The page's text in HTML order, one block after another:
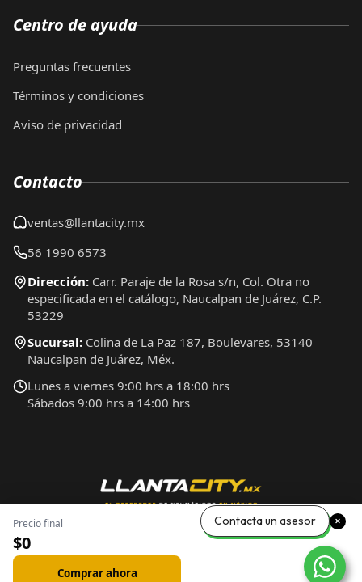
Precio final
$0
Comprar ahora
Centro de ayuda
Preguntas frecuentes
Términos y condiciones
Aviso de privacidad
Contacto
ventas@llantacity.mx
56 1990 6573
Dirección: Carr. Paraje de la Rosa s/n, Col. Otra no
especificada en el catálogo, Naucalpan de Juárez, C.P.
53229
Sucursal: Colina de La Paz 187, Boulevares, 53140
Naucalpan de Juárez, Méx.
Lunes a viernes 9:00 hrs a 18:00 hrs
Sábados 9:00 hrs a 14:00 hrs
Contacta un asesor